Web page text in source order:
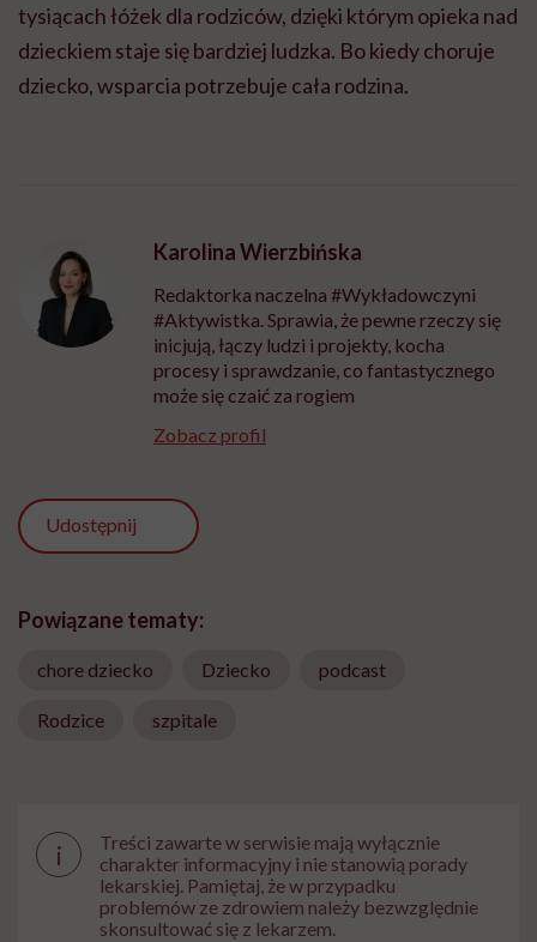
tysiącach łóżek dla rodziców, dzięki którym opieka nad
dzieckiem staje się bardziej ludzka. Bo kiedy choruje
dziecko, wsparcia potrzebuje cała rodzina.
Karolina Wierzbińska
Redaktorka naczelna #Wykładowczyni
#Aktywistka. Sprawia, że pewne rzeczy się
inicjują, łączy ludzi i projekty, kocha
procesy i sprawdzanie, co fantastycznego
może się czaić za rogiem
Zobacz profil
Udostępnij
Powiązane tematy:
chore dziecko Dziecko podcast
Rodzice szpitale
i
Treści zawarte w serwisie mają wyłącznie
charakter informacyjny i nie stanowią porady
lekarskiej. Pamiętaj, że w przypadku
problemów ze zdrowiem należy bezwzględnie
skonsultować się z lekarzem.